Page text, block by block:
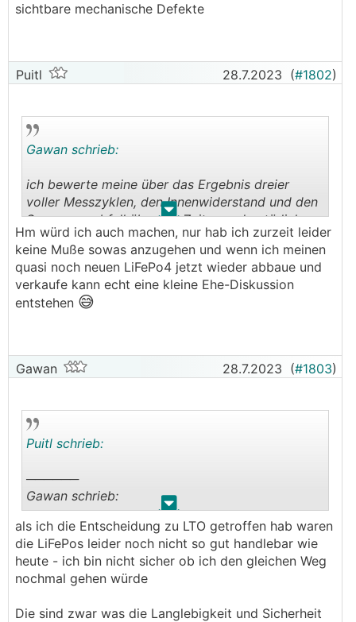
sichtbare mechanische Defekte
Puitl 28.7.2023 (#1802)
. .
Gawan schrieb:
ich bewerte meine über das Ergebnis dreier
voller Messzyklen, den Innenwiderstand und den
Spannungsabfall über die Zeit ... und natürlich
sichtbare mechanische Defekte
Hm würd ich auch machen, nur hab ich zurzeit leider
keine Muße sowas anzugehen und wenn ich meinen
quasi noch neuen LiFePo4 jetzt wieder abbaue und
verkaufe kann echt eine kleine Ehe-Diskussion
entstehen 😅
Gawan 28.7.2023 (#1803)
. .
Puitl schrieb:
──────
Gawan schrieb:
ich bewerte meine über das Ergebnis dreier
voller Messzyklen, den Innenwiderstand und den
Spannungsabfall über die Zeit ... und natürlich
sichtbare mechanische Defekte
als ich die Entscheidung zu LTO getroffen hab waren
die LiFePos leider noch nicht so gut handlebar wie
heute - ich bin nicht sicher ob ich den gleichen Weg
nochmal gehen würde
Die sind zwar was die Langlebigkeit und Sicherheit